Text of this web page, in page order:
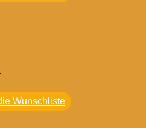
Wunschliste